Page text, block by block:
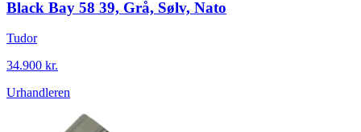
Black Bay 58 39, Grå, Sølv, Nato
Tudor
34.900 kr.
Urhandleren